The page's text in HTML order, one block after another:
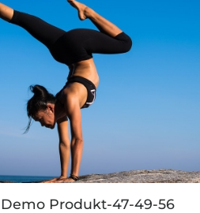
Demo Produkt-47-49-56